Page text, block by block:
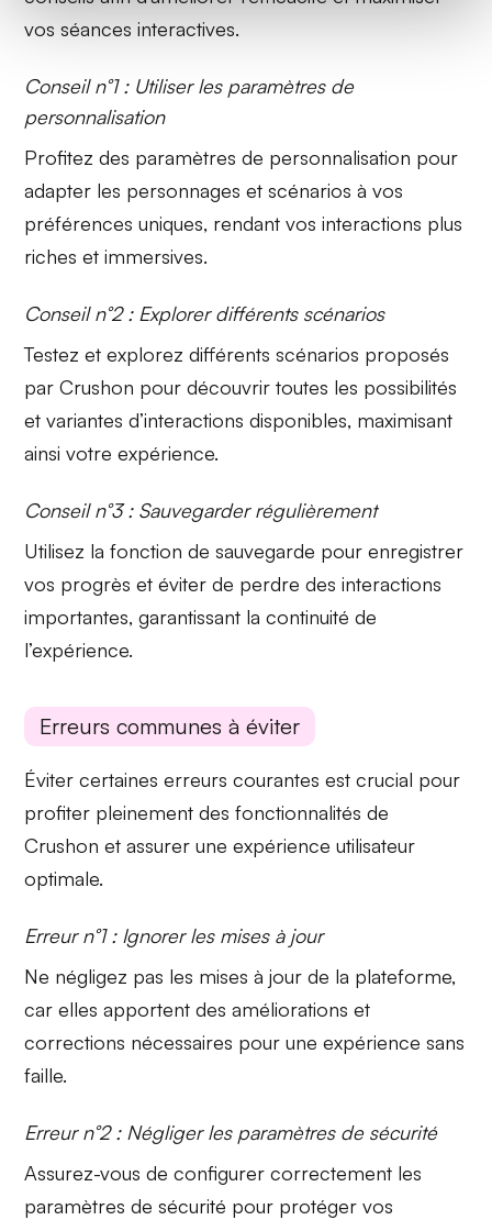
vos séances interactives.
Conseil n°1 : Utiliser les paramètres de
personnalisation
Profitez des paramètres de personnalisation pour
adapter les personnages et scénarios à vos
préférences uniques, rendant vos interactions plus
riches et immersives.
Conseil n°2 : Explorer différents scénarios
Testez etexplorez différents scénarios proposés
par Crushon pour découvrir toutes les possibilités
et variantes d’interactions disponibles, maximisant
ainsi votre expérience.
Conseil n°3 : Sauvegarder régulièrement
Utilisez lafonction de sauvegarde pour enregistrer
vos progrès et éviter de perdre des interactions
importantes, garantissant la continuité de
l’expérience.
Erreurs communes à éviter
Éviter certaines erreurs courantes est crucial pour
profiter pleinement des fonctionnalités de
Crushon et assurer une expérience utilisateur
optimale.
Erreur n°1 : Ignorer les mises à jour
Ne négligez pas les mises à jour de la plateforme,
car elles apportent des améliorations et
corrections nécessaires pour une expérience sans
faille.
Erreur n°2 : Négliger les paramètres de sécurité
Assurez-vous de configurer correctement les
paramètres de sécurité pour protéger vos